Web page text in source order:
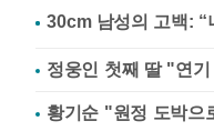
정웅인 첫째 딸 "연
황기순 "원정 도박으